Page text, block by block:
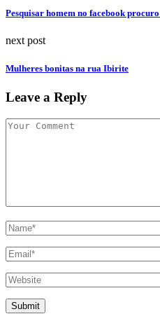
Pesquisar homem no facebook
next post
Mulheres bonitas na rua Ibirite
Leave a Reply